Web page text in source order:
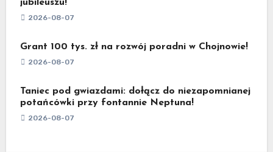
jubileuszu!
2026-08-07
Grant 100 tys. zł na rozwój poradni w Chojnowie!
2026-08-07
Taniec pod gwiazdami: dołącz do niezapomnianej
potańcówki przy fontannie Neptuna!
2026-08-07